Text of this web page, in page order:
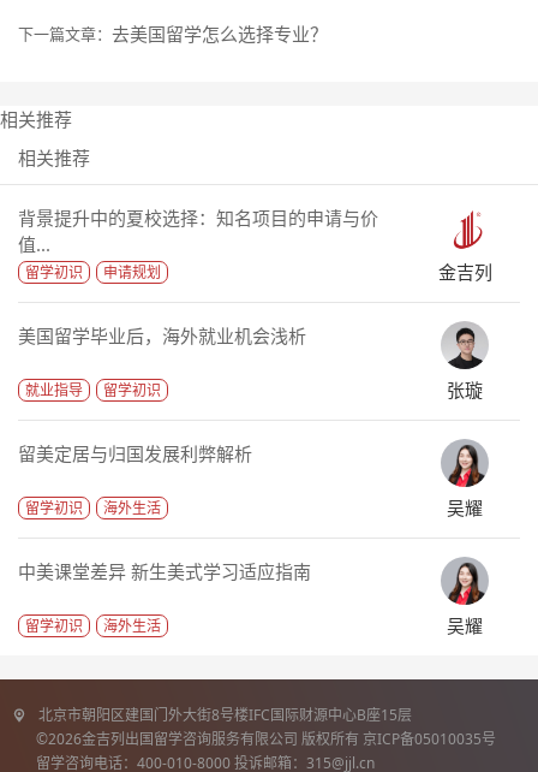
下一篇文章： 去美国留学怎么选择专业？
相关推荐
相关推荐
背景提升中的夏校选择：知名项目的申请与价
值...
留学初识 申请规划 金吉列
美国留学毕业后，海外就业机会浅析
就业指导 留学初识 张璇
留美定居与归国发展利弊解析
留学初识 海外生活 吴耀
中美课堂差异 新生美式学习适应指南
留学初识 海外生活 吴耀
北京市朝阳区建国门外大街8号楼IFC国际财源中心B座15层
©2026金吉列出国留学咨询服务有限公司 版权所有 京ICP备05010035号
留学咨询电话：400-010-8000 投诉邮箱：315@jjl.cn